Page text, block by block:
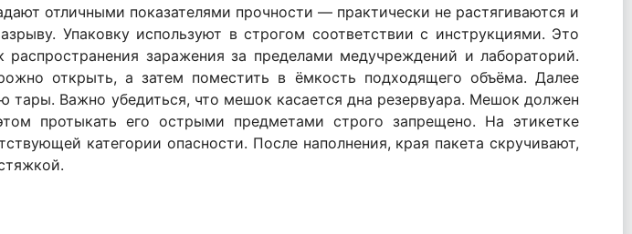
отличными показателями прочности — практически не растягиваются и
Упаковку используют в строгом соответствии с инструкциями. Это
заражения за пределами медучреждений и лабораторий.
открыть, а затем поместить в ёмкость подходящего объёма. Далее
тары. Важно убедиться, что мешок касается дна резервуара. Мешок должен
протыкать его острыми предметами строго запрещено. На этикетке
категории опасности. После наполнения, края пакета скручивают,